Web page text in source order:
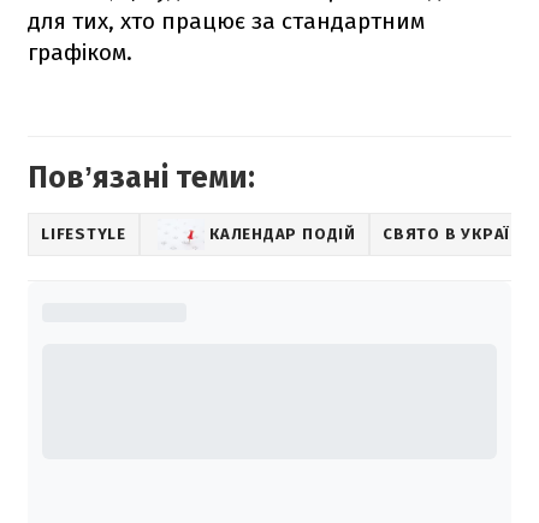
для тих, хто працює за стандартним
графіком.
Повʼязані теми:
LIFESTYLE КАЛЕНДАР ПОДІЙ СВЯТО В УКРАЇНІ